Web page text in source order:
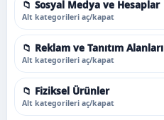
📁 Sosyal Medya ve Hesaplar
Alt kategorileri aç/kapat
📁 Reklam ve Tanıtım Alanları
Alt kategorileri aç/kapat
📁 Fiziksel Ürünler
Alt kategorileri aç/kapat